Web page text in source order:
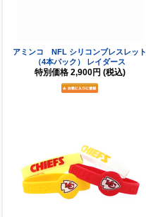
アミンコ NFL シリコンブレスレット
（4本パック） レイダース
特別価格 2,900円 (税込)